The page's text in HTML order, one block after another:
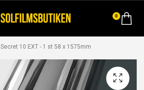
0
Secret 10 EXT - 1 st 58 x 1575mm